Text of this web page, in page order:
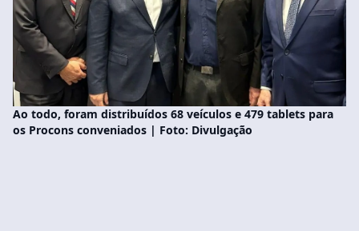
Ao todo, foram distribuídos 68 veículos e 479 tablets para
os Procons conveniados | Foto: Divulgação